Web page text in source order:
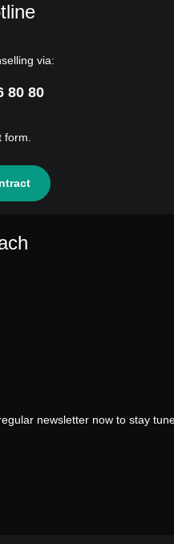
via:
80 80
form
newsletter now to stay